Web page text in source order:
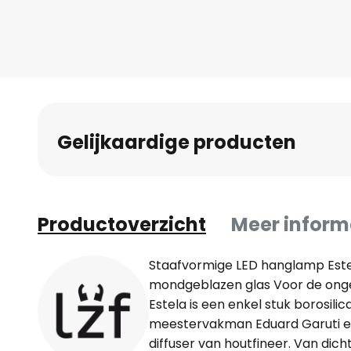
Gelijkaardige producten
Productoverzicht Meer
Staafvormige LED hanglamp
mondgeblazen glas Voor de
Estela is een enkel stuk
meestervakman Eduard Garuti
diffuser van houtfineer. Van